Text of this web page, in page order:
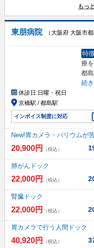
もっ
東朋病院
（大阪府 大阪市都
特
療
都
続
休診日:日曜・祝日
京橋駅 / 都島駅
インボイス制度に対応
New!胃カメラ・バリウムが
20,900円 （税込）
肺がんドック
22,000円 （税込）
腎臓ドック
22,000円 （税込）
胃カメラで行う人間ドック
40,920円 （税込）